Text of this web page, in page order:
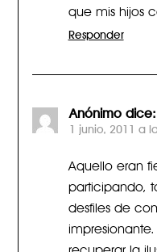
que mis hijos
Responder
Anónimo dice:
1 junio, 2011 a
Aquello eran
participando,
desfiles de
recuperar la